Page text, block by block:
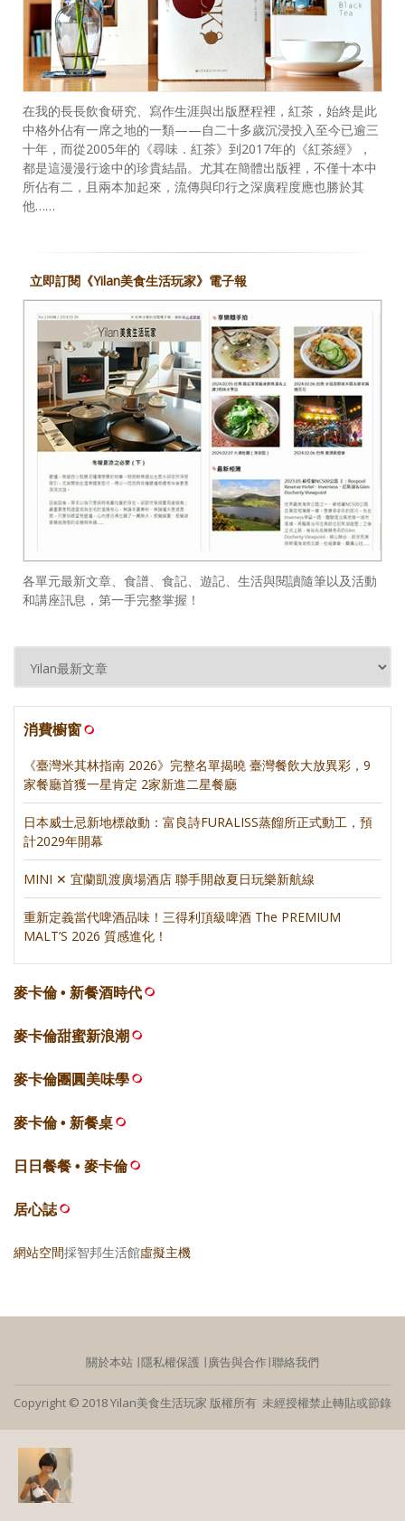
在我的長長飲食研究、寫作生涯與出版歷程裡，紅茶，始終是此
中格外佔有一席之地的一類——自二十多歲沉浸投入至今已逾三
十年，而從2005年的《尋味．紅茶》到2017年的《紅茶經》，
都是這漫漫行途中的珍貴結晶。尤其在簡體出版裡，不僅十本中
所佔有二，且兩本加起來，流傳與印行之深廣程度應也勝於其
他……
立即訂閱《Yilan美食生活玩家》電子報
各單元最新文章、食譜、食記、遊記、生活與閱讀隨筆以及活動
和講座訊息，第一手完整掌握！
消費櫥窗
《臺灣米其林指南 2026》完整名單揭曉 臺灣餐飲大放異彩，9
家餐廳首獲一星肯定 2家新進二星餐廳
日本威士忌新地標啟動：富良詩FURALISS蒸餾所正式動工，預
計2029年開幕
MINI ✕ 宜蘭凱渡廣場酒店 聯手開啟夏日玩樂新航線
重新定義當代啤酒品味！三得利頂級啤酒 The PREMIUM
MALT’S 2026 質感進化！
麥卡倫 • 新餐酒時代
麥卡倫甜蜜新浪潮
麥卡倫團圓美味學
麥卡倫 • 新餐桌
日日餐餐 • 麥卡倫
居心誌
網站空間採智邦生活館虛擬主機
關於本站 ∣隱私權保護 ∣ 廣告與合作∣聯絡我們
Copyright © 2018 Yilan美食生活玩家 版權所有 未經授權禁止轉貼或節錄